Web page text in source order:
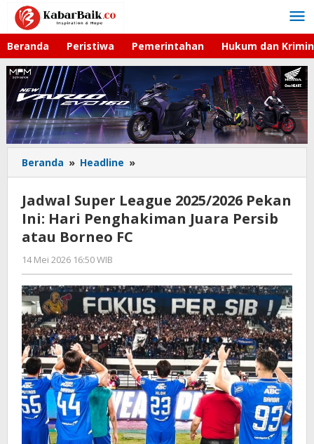
Lewati
konten
Beranda Peristiwa Pemerintahan Hukum dan
Beranda » Headline »
Super
2025/2026
Pekan
Persib
atau
Borneo
FC
Jadwal Super League 2025/2026 Pekan
Ini: Hari Penghakiman Juara Persib
atau Borneo FC
14 Mei 2026 16:50 WIB
Hardy